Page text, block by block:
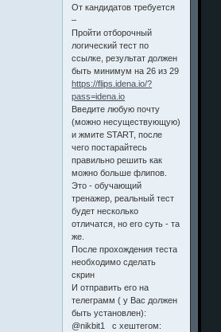
От кандидатов требуется
–
Пройти отборочный
логический тест по
ссылке, результат должен
быть минимум на 26 из 29
https://flips.idena.io/?
pass=idena.io
Введите любую почту
(можно несуществующую)
и жмите START, после
чего постарайтесь
правильно решить как
можно больше флипов.
Это - обучающий
тренажер, реальный тест
будет несколько
отличатся, но его суть - та
же.
После прохождения теста
необходимо сделать
скрин
И отправить его на
телеграмм ( у Вас должен
быть установлен):
@nikbit1 с хештегом: